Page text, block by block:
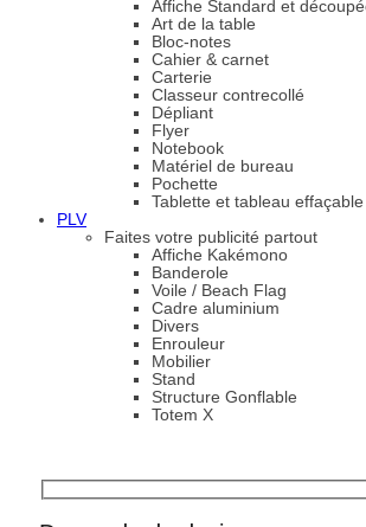
Affiche Standard et
Art de la table
Bloc-notes
Cahier & carnet
Carterie
Classeur contrecollé
Dépliant
Flyer
Notebook
Matériel de bureau
Pochette
Tablette et tableau effaçable
PLV
Faites votre publicité partout
Affiche Kakémono
Banderole
Voile / Beach Flag
Cadre aluminium
Divers
Enrouleur
Mobilier
Stand
Structure Gonflable
Totem X